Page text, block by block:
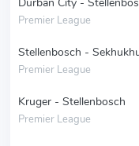
Premier League
Stellenbosch -
Premier League
Kruger - Stellenbosch
Premier League